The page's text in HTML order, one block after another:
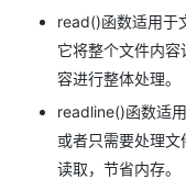
read()函数适用于
它将整个文件内
容进行整体处理。
readline()函数适
或者只需要处理
读取，节省内存。